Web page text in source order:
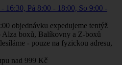
16:30, Pá 8:00 - 18:00, So 9:00 -
objednávku expedujeme tentýž
boxů, Balíkovny a Z-boxů
- pouze na fyzickou adresu,
nad 999 Kč